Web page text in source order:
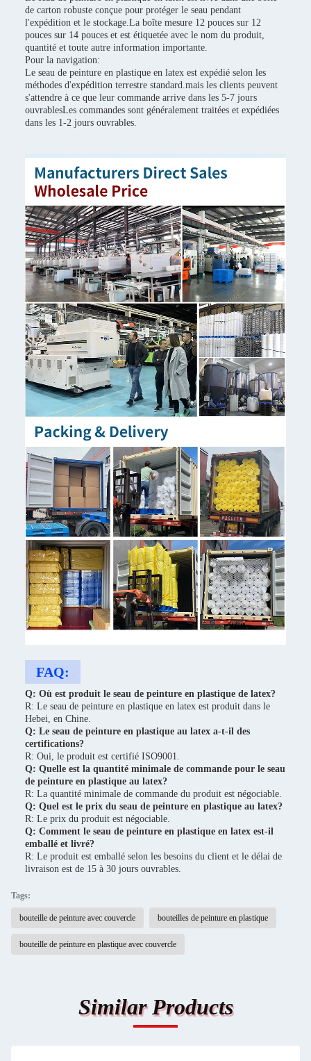
de carton robuste conçue pour protéger le seau pendant
l'expédition et le stockage.La boîte mesure 12 pouces sur 12
pouces sur 14 pouces et est étiquetée avec le nom du produit,
quantité et toute autre information importante.
Pour la navigation:
Le seau de peinture en plastique en latex est expédié selon les
méthodes d'expédition terrestre standard.mais les clients peuvent
s'attendre à ce que leur commande arrive dans les 5-7 jours
ouvrablesLes commandes sont généralement traitées et expédiées
dans les 1-2 jours ouvrables.
FAQ:
Q: Où est produit le seau de peinture en plastique de latex?
R: Le seau de peinture en plastique en latex est produit dans le
Hebei, en Chine.
Q: Le seau de peinture en plastique au latex a-t-il des
certifications?
R: Oui, le produit est certifié ISO9001.
Q: Quelle est la quantité minimale de commande pour le seau
de peinture en plastique au latex?
R: La quantité minimale de commande du produit est négociable.
Q: Quel est le prix du seau de peinture en plastique au latex?
R: Le prix du produit est négociable.
Q: Comment le seau de peinture en plastique en latex est-il
emballé et livré?
R: Le produit est emballé selon les besoins du client et le délai de
livraison est de 15 à 30 jours ouvrables.
Tags:
bouteille de peinture avec couvercle bouteilles de peinture en plastique
bouteille de peinture en plastique avec couvercle
Similar Products